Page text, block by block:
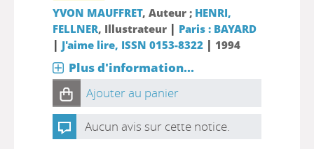
YVON MAUFFRET, Auteur ; HENRI,
FELLNER, Illustrateur | Paris : BAYARD
| J'aime lire, ISSN 0153-8322| 1994
Plus d'information...
Ajouter au panier
Aucun avis sur cette notice.